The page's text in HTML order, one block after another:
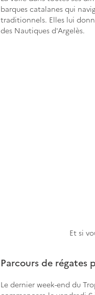
barques catalanes qui
traditionnels. Elles lui
des Nautiques d'Argelès.
Et si
Parcours de régates
Le dernier week-end du